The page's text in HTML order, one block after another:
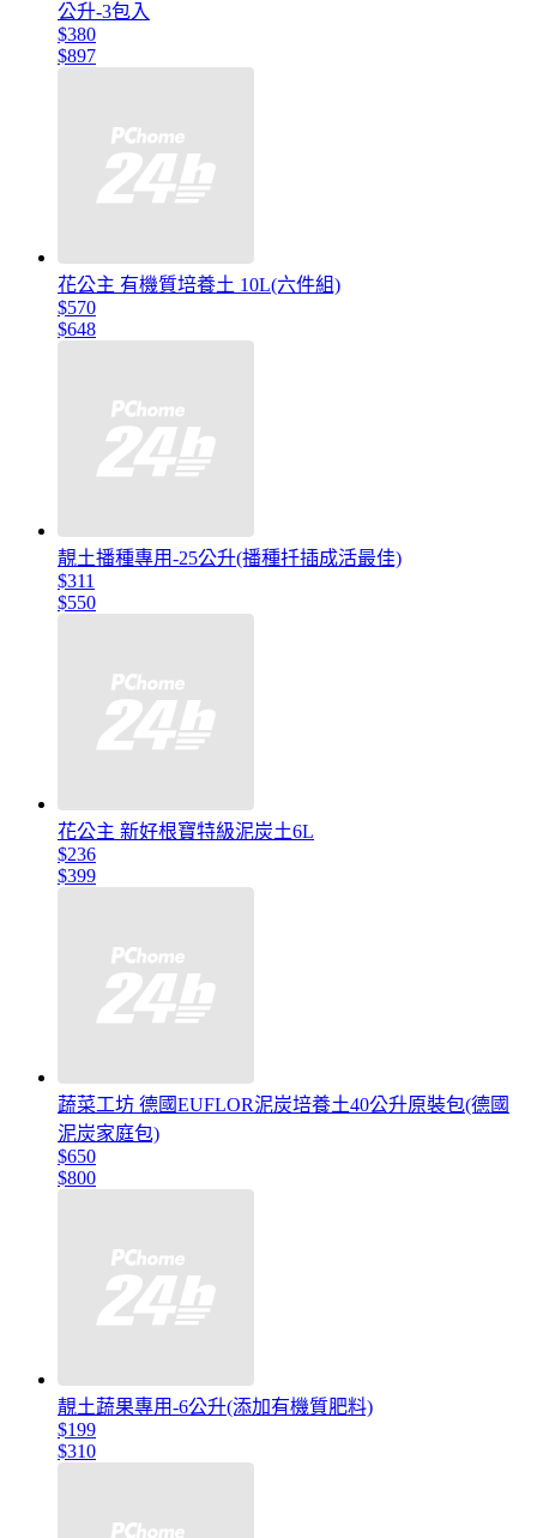
公升-3包入
$380
$897
花公主 有機質培養土 10L(六件組)
$570
$648
靚土播種專用-25公升(播種扦插成活最佳)
$311
$550
花公主 新好根寶特級泥炭土6L
$236
$399
蔬菜工坊 德國EUFLOR泥炭培養土40公升原裝包(德國
泥炭家庭包)
$650
$800
靚土蔬果專用-6公升(添加有機質肥料)
$199
$310